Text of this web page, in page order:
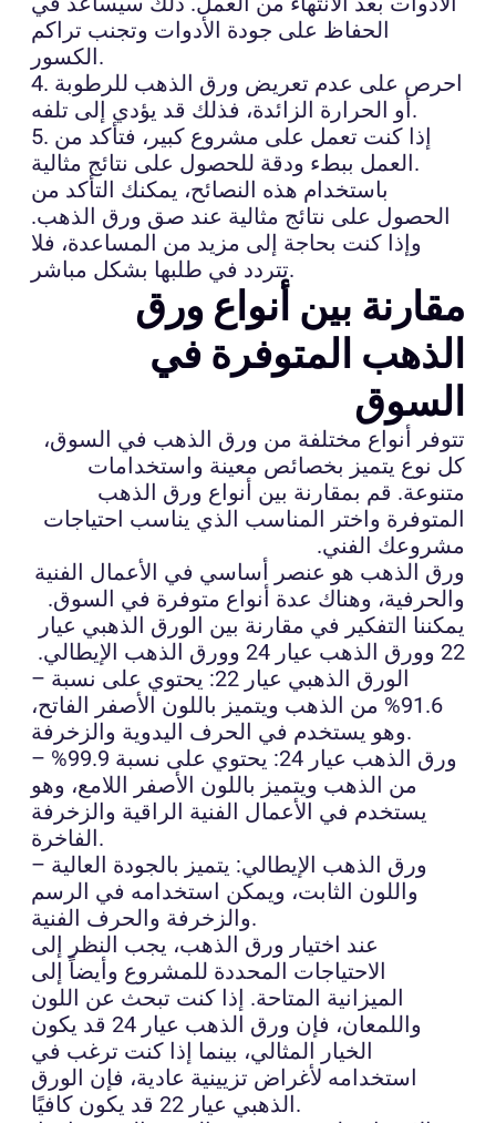
الحفاظ على جودة الأدوات وتجنب تراكم
الكسور.
4. احرص على عدم تعريض ورق الذهب للرطوبة
أو الحرارة الزائدة، فذلك قد يؤدي إلى تلفه.
5. إذا كنت تعمل على مشروع كبير، فتأكد من
العمل ببطء ودقة للحصول على نتائج مثالية.
باستخدام هذه النصائح، يمكنك التأكد من
الحصول على نتائج مثالية عند صق ورق الذهب.
وإذا كنت بحاجة إلى مزيد من المساعدة، فلا
تتردد في طلبها بشكل مباشر.
مقارنة بين أنواع ورق
الذهب المتوفرة في
السوق
تتوفر أنواع مختلفة من ورق الذهب في السوق،
كل نوع يتميز بخصائص معينة واستخدامات
متنوعة. قم بمقارنة بين أنواع ورق الذهب
المتوفرة واختر المناسب الذي يناسب احتياجات
مشروعك الفني.
ورق الذهب هو عنصر أساسي في الأعمال الفنية
والحرفية، وهناك عدة أنواع متوفرة في السوق.
يمكننا التفكير في مقارنة بين الورق الذهبي عيار
22 وورق الذهب عيار 24 وورق الذهب الإيطالي.
– الورق الذهبي عيار 22: يحتوي على نسبة
91.6% من الذهب ويتميز باللون الأصفر الفاتح،
وهو يستخدم في الحرف اليدوية والزخرفة.
– ورق الذهب عيار 24: يحتوي على نسبة 99.9%
من الذهب ويتميز باللون الأصفر اللامع، وهو
يستخدم في الأعمال الفنية الراقية والزخرفة
الفاخرة.
– ورق الذهب الإيطالي: يتميز بالجودة العالية
واللون الثابت، ويمكن استخدامه في الرسم
والزخرفة والحرف الفنية.
عند اختيار ورق الذهب، يجب النظر إلى
الاحتياجات المحددة للمشروع وأيضاً إلى
الميزانية المتاحة. إذا كنت تبحث عن اللون
واللمعان، فإن ورق الذهب عيار 24 قد يكون
الخيار المثالي، بينما إذا كنت ترغب في
استخدامه لأغراض تزيينية عادية، فإن الورق
الذهبي عيار 22 قد يكون كافيًا.